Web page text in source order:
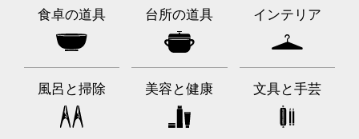
食卓の道具 台所の道具 インテリア
風呂と掃除 美容と健康 文具と手芸